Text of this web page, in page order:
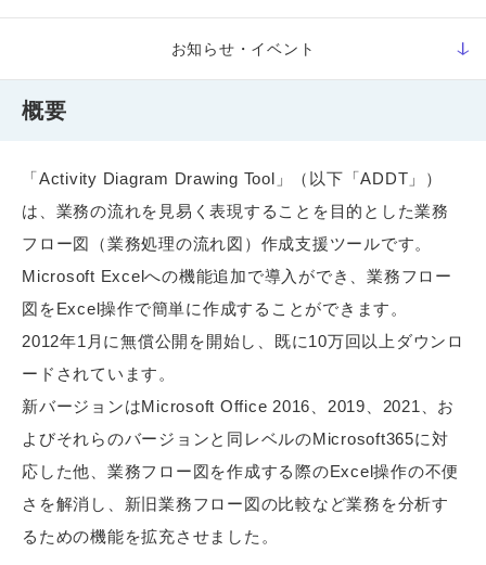
お知らせ・イベント
概要
「Activity Diagram Drawing Tool」（以下「ADDT」）
は、業務の流れを見易く表現することを目的とした業務
フロー図（業務処理の流れ図）作成支援ツールです。
Microsoft Excelへの機能追加で導入ができ、業務フロー
図をExcel操作で簡単に作成することができます。
2012年1月に無償公開を開始し、既に10万回以上ダウンロ
ードされています。
新バージョンはMicrosoft Office 2016、2019、2021、お
よびそれらのバージョンと同レベルのMicrosoft365に対
応した他、業務フロー図を作成する際のExcel操作の不便
さを解消し、新旧業務フロー図の比較など業務を分析す
るための機能を拡充させました。